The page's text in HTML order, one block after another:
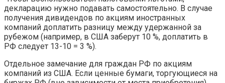
декларацию нужно подавать самостоятельно. В случае
получения дивидендов по акциям иностранных
компаний доплатить разницу между удержанной за
рубежом (например, в США заберут 10 %, доплатить в
РФ следует 13-10 = 3 %).
Отдельное замечание для граждан РФ по акциям
компаний из США. Если ценные бумаги, торгующиеся на